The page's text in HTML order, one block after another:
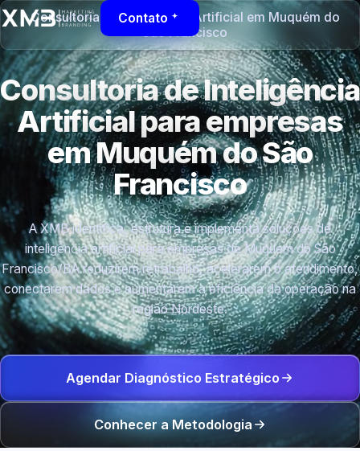
Contato
Consultoria de Inteligência Artificial em Muquém do
São Francisco
Consultoria de Inteligência
Artificial para empresas
em Muquém do São
Francisco
A XMB identifica, estrutura e implementa soluções de
inteligência artificial para empresas de Muquém do São
Francisco/BA reduzirem retrabalho, acelerarem o atendimento,
conectarem dados e aumentarem a eficiência da operação na
região Nordeste.
Agendar Diagnóstico Estratégico
Conhecer a Metodologia